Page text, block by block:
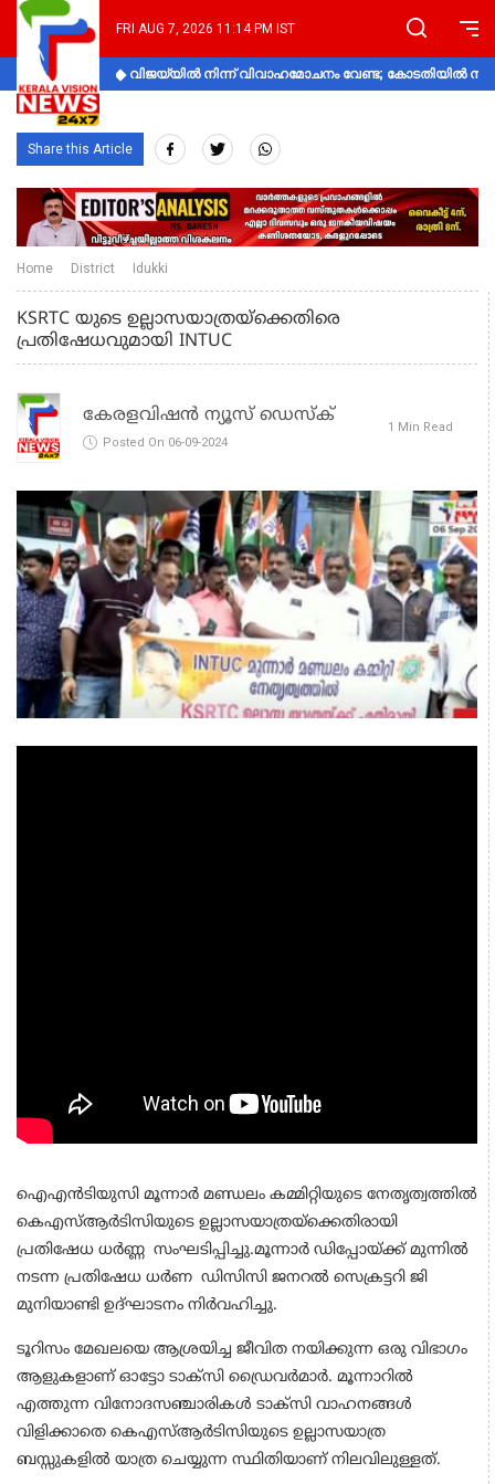
FRI AUG 7, 2026 11:14 PM IST
വിജയ്‌യിൽ നിന്ന് വിവാഹമോചനം വേണ്ട; കോടതിയിൽ
Share this Article
Home District Idukki
KSRTC യുടെ ഉല്ലാസയാത്രയ്‌ക്കെതിരെ
പ്രതിഷേധവുമായി INTUC
കേരളവിഷൻ ന്യൂസ് ഡെസ്‌ക്
Posted On 06-09-2024
1 Min Read
ഐഎൻടിയുസി മൂന്നാർ മണ്ഡലം കമ്മിറ്റിയുടെ നേതൃത്വത്തിൽ
കെഎസ്ആർടിസിയുടെ ഉല്ലാസയാത്രയ്ക്കെതിരായി
പ്രതിഷേധ ധർണ്ണ സംഘടിപ്പിച്ചു.മൂന്നാർ ഡിപ്പോയ്ക്ക് മുന്നിൽ
നടന്ന പ്രതിഷേധ ധർണ ഡിസിസി ജനറൽ സെക്രട്ടറി ജി
മുനിയാണ്ടി ഉദ്ഘാടനം നിർവഹിച്ചു.
ടൂറിസം മേഖലയെ ആശ്രയിച്ച ജീവിത നയിക്കുന്ന ഒരു വിഭാഗം
ആളുകളാണ് ഓട്ടോ ടാക്സി ഡ്രൈവർമാർ. മൂന്നാറിൽ
എത്തുന്ന വിനോദസഞ്ചാരികൾ ടാക്സി വാഹനങ്ങൾ
വിളിക്കാതെ കെഎസ്ആർടിസിയുടെ ഉല്ലാസയാത്ര
ബസ്സുകളിൽ യാത്ര ചെയ്യുന്ന സ്ഥിതിയാണ് നിലവിലുള്ളത്.